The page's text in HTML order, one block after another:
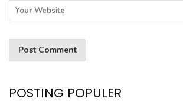
POSTING POPULER